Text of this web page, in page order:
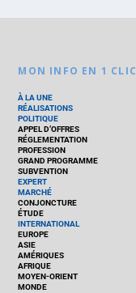
MON INFO EN 1 CLIC
À LA UNE
RÉALISATIONS
POLITIQUE
APPEL D’OFFRES
RÉGLEMENTATION
PROFESSION
GRAND PROGRAMME
SUBVENTION
EXPERT
MARCHÉ
CONJONCTURE
ÉTUDE
INTERNATIONAL
EUROPE
ASIE
AMÉRIQUES
AFRIQUE
MOYEN-ORIENT
MONDE